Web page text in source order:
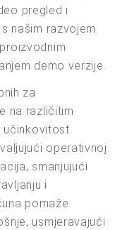
pregled i
našim razvojem.
demo verzije.
za
na različitim
učinkovitost
operativnoj
smanjujući
i
pomaže
usmjeravajući